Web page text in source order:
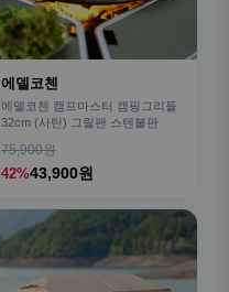
에델코첸
에델코첸 캠프마스터 캠핑그리들
32cm (사틴) 그릴팬 스텐불판
75,900원
42%43,900원